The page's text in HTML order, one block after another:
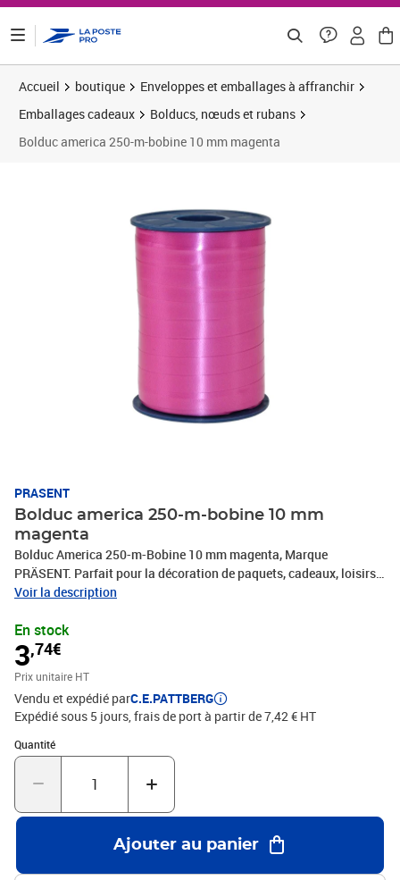
Accueil boutique
Enveloppes et emballages à affranchir
Emballages cadeaux
Bolducs, nœuds et rubans
Bolduc america 250-m-bobine 10 mm magenta
PRASENT
Bolduc america 250-m-bobine 10 mm
magenta
Bolduc America 250-m-Bobine 10 mm magenta, Marque
PRÄSENT. Parfait pour la décoration de paquets, cadeaux, loisirs
décoratifs et tous vos projets DIY. Nos produits sont fabriqués en
toutes les occasions : que ce soit pour un anniversaire, un
baptême, une communion, Noël, le Nouvel An ou même pour
Pâques – ce fabuleux accessoire rend rapidement les emballages
cadeaux beaux et attrayants.
Voir la description
En stock
3,74€
Prix unitaire HT
Vendu et expédié parC.E.PATTBERG
Expédié sous 5 jours, frais de port à partir de 7,42 € HT
Quantité
Quantité : 1
Ajouter au panier